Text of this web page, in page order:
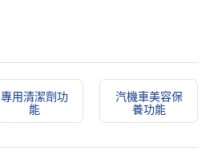
專用清潔劑功
能
汽機車美容保
養功能